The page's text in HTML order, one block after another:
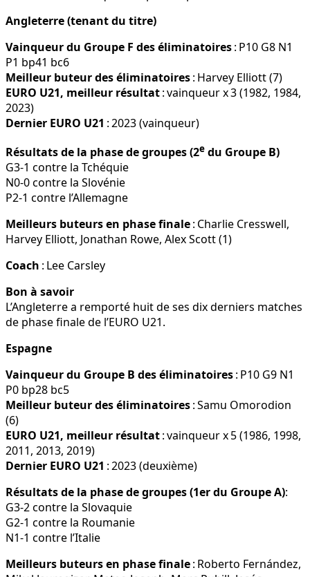
Angleterre(tenant du titre)
Vainqueur du Groupe F des éliminatoires: P10 G8 N1
P1 bp41 bc6
Meilleur buteur des éliminatoires: Harvey Elliott (7)
EURO U21, meilleur résultat: vainqueur x 3 (1982, 1984,
2023)
Dernier EURO U21 : 2023 (vainqueur)
Résultats de la phase de groupes (2e du Groupe B)
G3-1 contre la Tchéquie
N0-0 contre la Slovénie
P2-1 contre l’Allemagne
Meilleurs buteurs en phase finale: Charlie Cresswell,
Harvey Elliott, Jonathan Rowe, Alex Scott (1)
Coach : Lee Carsley
Bon à savoir
L’Angleterre a remporté huit de ses dix derniers matches
de phase finale de l’EURO U21.
Espagne
Vainqueur du Groupe B des éliminatoires: P10 G9 N1
P0 bp28 bc5
Meilleur buteur des éliminatoires: Samu Omorodion
(6)
EURO U21, meilleur résultat: vainqueur x 5 (1986, 1998,
2011, 2013, 2019)
Dernier EURO U21 : 2023 (deuxième)
Résultats de la phase de groupes (1er du Groupe A):
G3-2 contre la Slovaquie
G2-1 contre la Roumanie
N1-1 contre l’Italie
Meilleurs buteurs en phase finale: Roberto Fernández,